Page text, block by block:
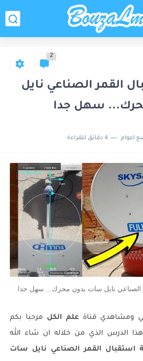
2
القمر الصناعي نايل
سهل جدا
اعوام 4 دقائق للقراءة
الصناعي نايل سات بدون محرك... سهل جدا
ومشاهدي قناةعلم الكل مرحبا بكم
الدرس الذي من خلاله ان شاء الله
استقبال القمر الصناعي نايل سات